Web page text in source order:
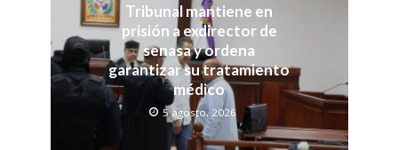
Tribunal mantiene en
prisión a exdirector de
senasa y ordena
garantizar su tratamiento
médico
5 agosto, 2026